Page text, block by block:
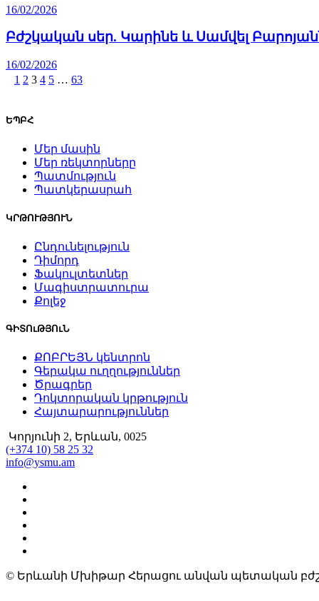
16/02/2026
Բժշկական սեր. Կարինե և Սամվել
16/02/2026
1 2 3 4 5 … 63
ԵՊԲՀ
Մեր մասին
Մեր ռեկտորները
Պատմություն
Պատկերասրահ
ԿՐԹՈՒԹՅՈՒՆ
Ընդունելություն
Դիմորդ
Ֆակուլտետներ
Մագիստրատուրա
Քոլեջ
ԳԻՏՈւԹՅՈւՆ
ՔՈԲՐԵՅՆ կենտրոն
Գերակա ուղղություններ
Ծրագրեր
Դոկտորական կրթություն
Հայտարարություններ
Կորյունի 2, Երևան, 0025
(+374 10) 58 25 32
info@ysmu.am
© Երևանի Մխիթար Հերացու անվան պետական